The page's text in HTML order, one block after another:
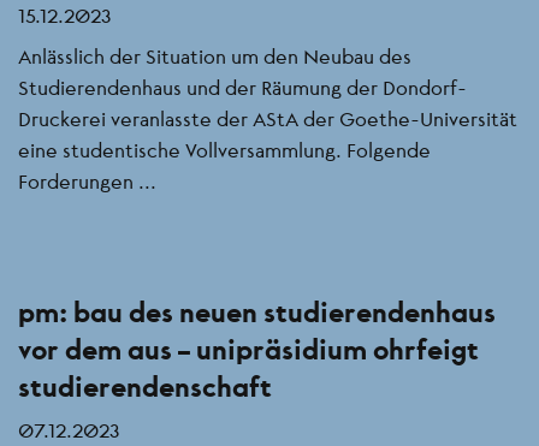
15.12.2023
Anlässlich der Situation um den Neubau des
Studierendenhaus und der Räumung der Dondorf-
Druckerei veranlasste der AStA der Goethe-Universität
eine studentische Vollversammlung. Folgende
Forderungen ...
pm: bau des neuen studierendenhaus
vor dem aus – unipräsidium ohrfeigt
studierendenschaft
07.12.2023